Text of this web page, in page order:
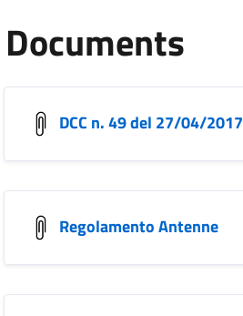
Documents
DCC n. 49 del 27/04/2017
Regolamento Antenne